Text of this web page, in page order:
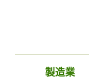
製造業